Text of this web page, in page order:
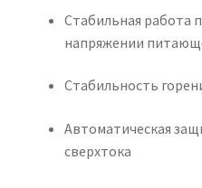
Стабильная работа
напряжении
Стабильность
Автоматическая
сверхтока